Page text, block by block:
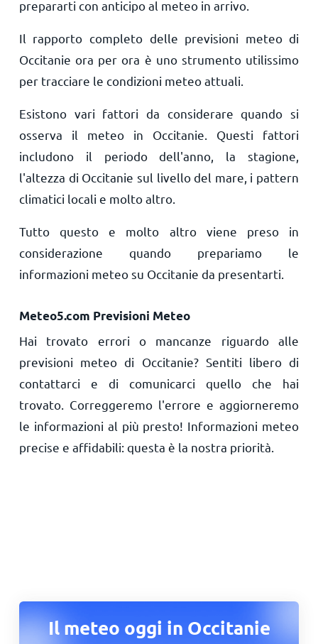
prepararti con anticipo al meteo in arrivo.
Il rapporto completo delle previsioni meteo di
Occitanie ora per ora è uno strumento utilissimo
per tracciare le condizioni meteo attuali.
Esistono vari fattori da considerare quando si
osserva il meteo in Occitanie. Questi fattori
includono il periodo dell'anno, la stagione,
l'altezza di Occitanie sul livello del mare, i pattern
climatici locali e molto altro.
Tutto questo e molto altro viene preso in
considerazione quando prepariamo le
informazioni meteo su Occitanie da presentarti.
Meteo5.com Previsioni Meteo
Hai trovato errori o mancanze riguardo alle
previsioni meteo di Occitanie? Sentiti libero di
contattarci e di comunicarci quello che hai
trovato. Correggeremo l'errore e aggiorneremo
le informazioni al più presto! Informazioni meteo
precise e affidabili: questa è la nostra priorità.
Il meteo oggi in Occitanie